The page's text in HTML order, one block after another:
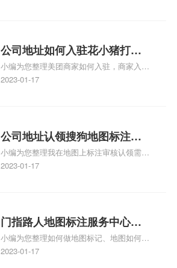
位置，增加商户被发现的机会。方便客户导
航：地图标注可以帮助客户更容易地找到商
户的实际位置。特别是对于新客户或不熟悉
该地区的客户来说，地图标注可以提供明确
图标注服务中心面的存在。对于一些客户来
说，实体指路人地
公司地址如何入驻花小猪打车
地图标记？指路人地图标注服
务中心铺如何入驻花小猪打车
小编为您整理美团商家如何入驻，商家入驻
教程、商家如何入驻地图、如何入驻地:、
2023-01-17
公司地址认领搜狗地图标注多
久审核？公司地址认领地图标
注多久审核？
小编为您整理我在地图上标注审核认领需要
多久、我在地图上标注审核认领需要多久
情可查看下方正文！
2023-01-17
门指路人地图标注服务中心如
何做花小猪打车地图位置标
记？门指路人地图标注服务中
小编为您整理如何做地图标记、地图如何做
标记、so搜街景中如何做标记、360e启花贷
2023-01-17